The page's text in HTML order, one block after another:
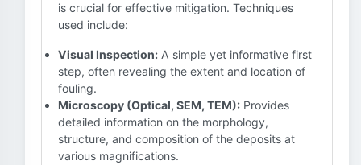
is crucial for effective mitigation. Techniques
used include:
Visual Inspection: A simple yet informative first
step, often revealing the extent and location of
fouling.
Microscopy (Optical, SEM, TEM): Provides
detailed information on the morphology,
structure, and composition of the deposits at
various magnifications.